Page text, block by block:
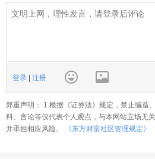
登录 注册
郑重声明： 1.根据《证券法》规定，禁止编造
料、言论等仅代表个人观点，与本网站立场无
并承担相应风险。
《东方财富社区管理规定》